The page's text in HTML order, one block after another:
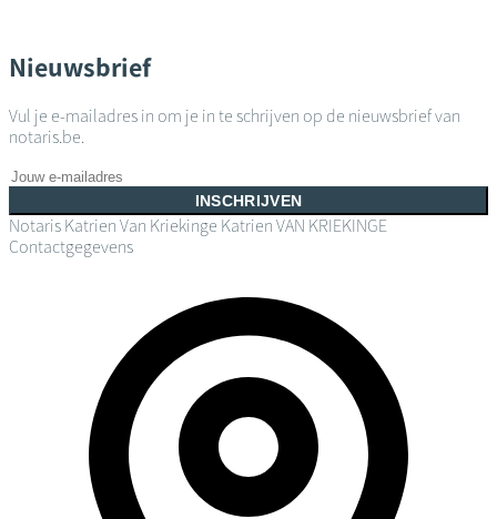
Nieuwsbrief
Vul je e-mailadres in om je in te schrijven op de nieuwsbrief van
notaris.be.
INSCHRIJVEN
Notaris Katrien Van Kriekinge Katrien VAN KRIEKINGE
Contactgegevens